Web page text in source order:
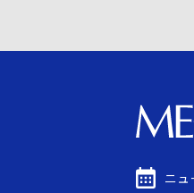
ニュ